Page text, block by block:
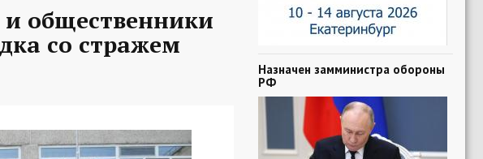
и общественники
со стражем
Назначен замминистра обороны
РФ